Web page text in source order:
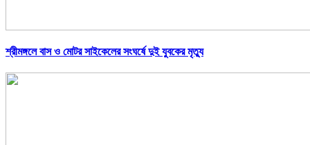
শ্রীমঙ্গলে বাস ও মোটর সাইকেলের সংঘর্ষে দুই যুবকের মৃত্যু